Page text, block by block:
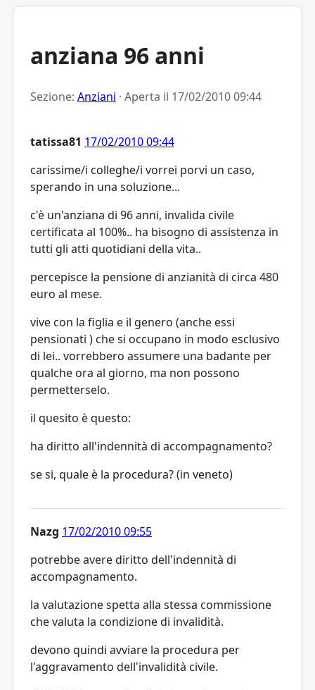
anziana 96 anni
Sezione: Anziani · Aperta il 17/02/2010 09:44
tatissa81 17/02/2010 09:44
carissime/i colleghe/i vorrei porvi un caso,
sperando in una soluzione...
c'è un'anziana di 96 anni, invalida civile
certificata al 100%.. ha bisogno di assistenza in
tutti gli atti quotidiani della vita..
percepisce la pensione di anzianità di circa 480
euro al mese.
vive con la figlia e il genero (anche essi
pensionati ) che si occupano in modo esclusivo
di lei.. vorrebbero assumere una badante per
qualche ora al giorno, ma non possono
permetterselo.
il quesito è questo:
ha diritto all'indennità di accompagnamento?
se si, quale è la procedura? (in veneto)
Nazg 17/02/2010 09:55
potrebbe avere diritto dell'indennità di
accompagnamento.
la valutazione spetta alla stessa commissione
che valuta la condizione di invalidità.
devono quindi avviare la procedura per
l'aggravamento dell'invalidità civile.